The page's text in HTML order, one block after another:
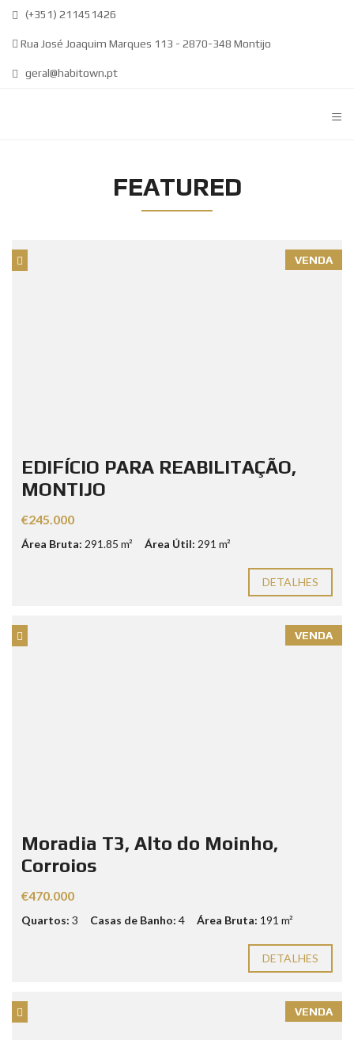
(+351) 211451426
Rua José Joaquim Marques 113 - 2870-348 Montijo
geral@habitown.pt
≡
FEATURED
VENDA
EDIFÍCIO PARA REABILITAÇÃO,
MONTIJO
€245.000
Área Bruta: 291.85 m² Área Útil: 291 m²
DETALHES
VENDA
Moradia T3, Alto do Moinho,
Corroios
€470.000
Quartos: 3 Casas de Banho: 4 Área Bruta: 191 m²
DETALHES
VENDA